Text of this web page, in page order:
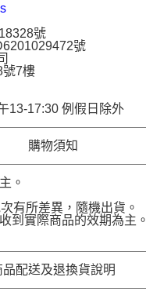
號
號
號7樓
13-17:30 例假日除外
購物須知
。
有所差異，隨機出貨。
到實際商品的效期為主。
品配送及退換貨說明